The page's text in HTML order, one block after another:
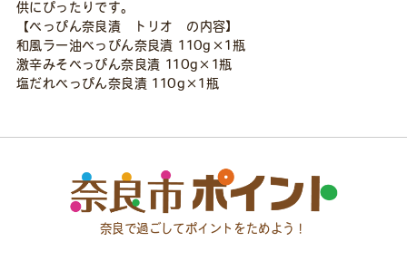
リ
オ
個
供にぴったりです。
【べっぴん奈良漬 トリオ の内容】
和風ラー油べっぴん奈良漬 110g×1瓶
激辛みそべっぴん奈良漬 110g×1瓶
塩だれべっぴん奈良漬 110g×1瓶
奈良で過ごしてポイントをためよう！